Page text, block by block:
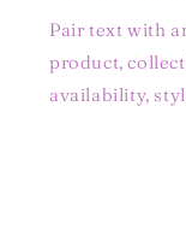
Pair text with
product,
availability,